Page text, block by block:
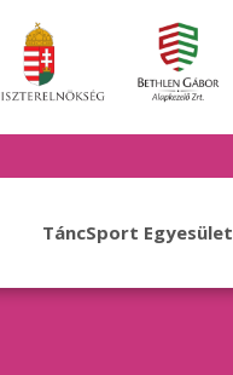
TáncSport Egyesület